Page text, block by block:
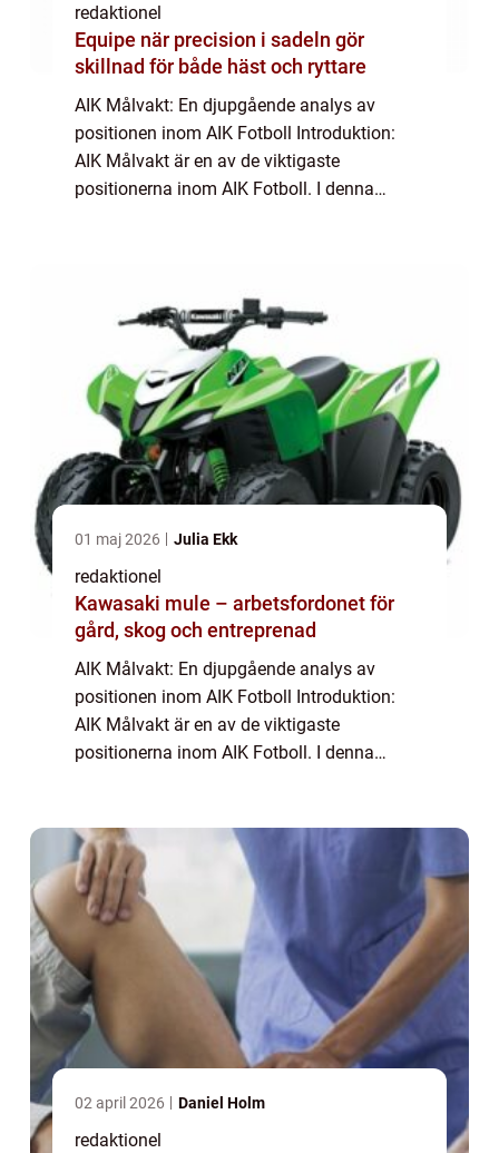
redaktionel
Equipe när precision i sadeln gör
skillnad för både häst och ryttare
AIK Målvakt: En djupgående analys av
positionen inom AIK Fotboll Introduktion:
AIK Målvakt är en av de viktigaste
positionerna inom AIK Fotboll. I denna
01 maj 2026 Julia Ekk
redaktionel
Kawasaki mule – arbetsfordonet för
gård, skog och entreprenad
AIK Målvakt: En djupgående analys av
positionen inom AIK Fotboll Introduktion:
AIK Målvakt är en av de viktigaste
positionerna inom AIK Fotboll. I denna
målvakte...
02 april 2026 Daniel Holm
redaktionel